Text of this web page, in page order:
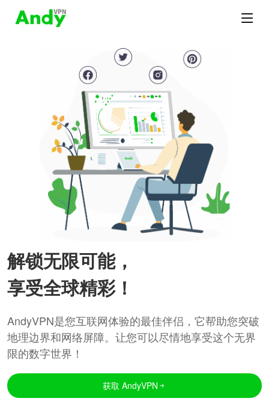
解锁无限可能，
享受全球精彩！
AndyVPN是您互联网体验的最佳伴侣，它帮助您突破
地理边界和网络屏障。让您可以尽情地享受这个无界
限的数字世界！
获取 AndyVPN